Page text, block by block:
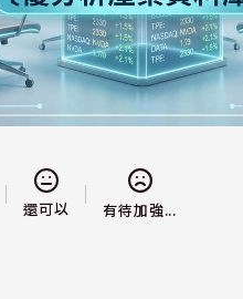
還可以 有待加強...